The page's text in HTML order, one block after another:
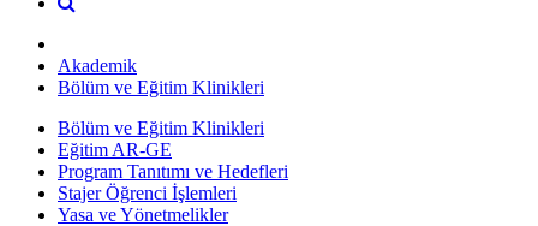
Akademik
Bölüm ve Eğitim Klinikleri
Bölüm ve Eğitim Klinikleri
Eğitim AR-GE
Program Tanıtımı ve Hedefleri
Stajer Öğrenci İşlemleri
Yasa ve Yönetmelikler